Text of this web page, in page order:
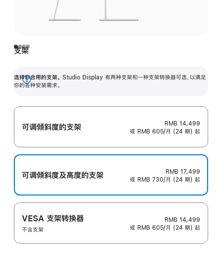
支架
选择你合用的支架。 Studio Display 有两种支架和一种支架转换器可选，以满足
你的各种安装需求。
展
可调倾斜度的支架
RMB 14,499
或 RMB 605/月 (24 期) 起
可调倾斜度及高‍度的支‍架
RMB 17,499
或 RMB 730/月 (24 期) 起
VESA 支架转换器
不含支架
RMB 14,499
或 RMB 605/月 (24 期) 起